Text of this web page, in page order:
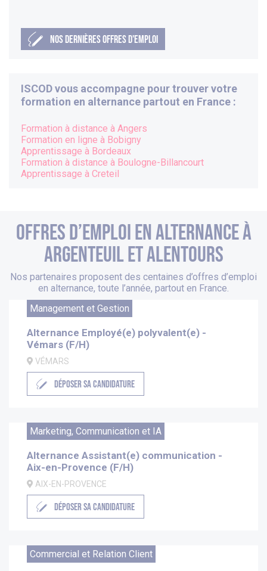
NOS DERNIÈRES OFFRES D'EMPLOI
ISCOD vous accompagne pour trouver votre
formation en alternance partout en France :
Formation à distance à Angers
Formation en ligne à Bobigny
Apprentissage à Bordeaux
Formation à distance à Boulogne-Billancourt
Apprentissage à Creteil
Offres d’emploi en alternance à
argenteuil et alentours
Nos partenaires proposent des centaines d’offres d’emploi
en alternance, toute l’année, partout en France.
Management et Gestion
Alternance Employé(e) polyvalent(e) -
Vémars (F/H)
VÉMARS
DÉPOSER SA CANDIDATURE
Marketing, Communication et IA
Alternance Assistant(e) communication -
Aix-en-Provence (F/H)
AIX-EN-PROVENCE
DÉPOSER SA CANDIDATURE
Commercial et Relation Client